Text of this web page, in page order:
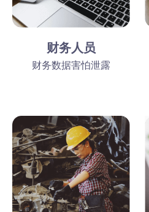
财务人员
财务数据害怕泄露